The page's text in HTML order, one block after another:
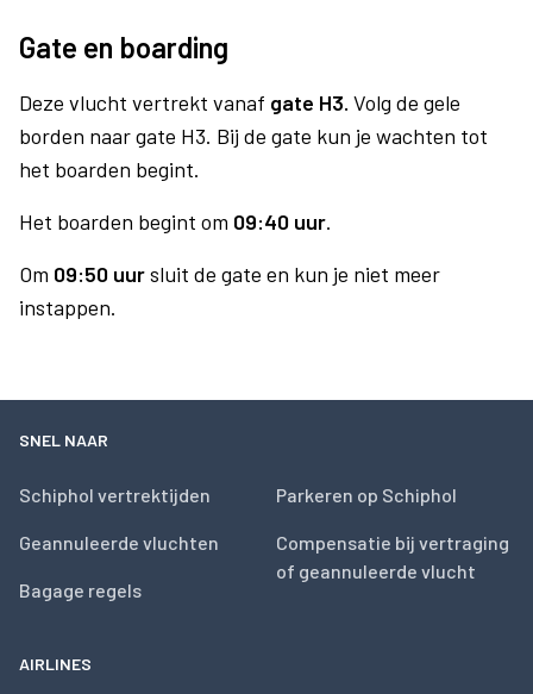
Gate en boarding
Deze vlucht vertrekt vanaf gate H3. Volg de gele
borden naar gate H3. Bij de gate kun je wachten tot
het boarden begint.
Het boarden begint om 09:40 uur.
Om 09:50 uursluit de gate en kun je niet meer
instappen.
SNEL NAAR
Schiphol vertrektijden
Geannuleerde vluchten
Bagage regels
Parkeren op Schiphol
Compensatie bij vertraging
of geannuleerde vlucht
AIRLINES